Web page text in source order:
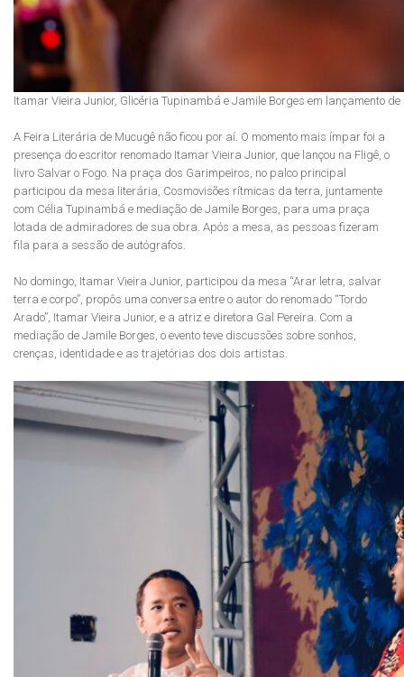
Itamar Vieira Junior, Glicéria Tupinambá e Jamile Borges em lançamento de
A Feira Literária de Mucugê não ficou por aí. O momento mais ímpar foi a
presença do escritor renomado Itamar Vieira Junior, que lançou na Fligê, o
livro Salvar o Fogo. Na praça dos Garimpeiros, no palco principal
participou da mesa literária, Cosmovisões rítmicas da terra, juntamente
com Célia Tupinambá e mediação de Jamile Borges, para uma praça
lotada de admiradores de sua obra. Após a mesa, as pessoas fizeram
fila para a sessão de autógrafos.
No domingo, Itamar Vieira Junior, participou da mesa “Arar letra, salvar
terra e corpo”, propôs uma conversa entre o autor do renomado “Tordo
Arado”, Itamar Vieira Junior, e a atriz e diretora Gal Pereira. Com a
mediação de Jamile Borges, o evento teve discussões sobre sonhos,
crenças, identidade e as trajetórias dos dois artistas.